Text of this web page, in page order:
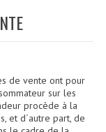
de vente ont pour
sur les
procède à la
et d´autre part, de